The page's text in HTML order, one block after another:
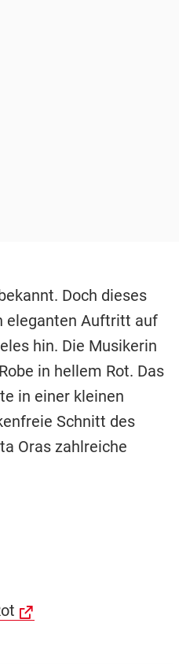
Doch dieses
eleganten Auftritt auf
hin. Die Musikerin
in hellem Rot. Das
in einer kleinen
Schnitt des
Oras zahlreiche